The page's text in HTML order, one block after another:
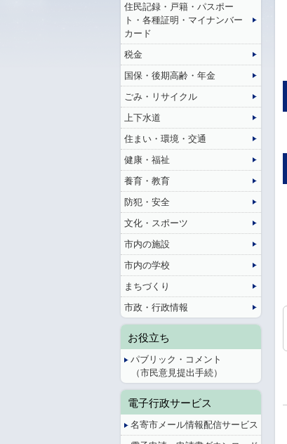
住民記録・戸籍・パスポー
ト・各種証明・マイナンバー
カード
税金
国保・後期高齢・年金
ごみ・リサイクル
上下水道
住まい・環境・交通
健康・福祉
養育・教育
防犯・安全
文化・スポーツ
市内の施設
市内の学校
まちづくり
市政・行政情報
お役立ち
パブリック・コメント
（市民意見提出手続）
電子行政サービス
名寄市メール情報配信サービス